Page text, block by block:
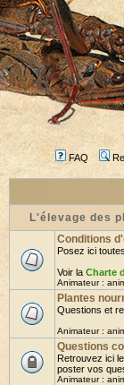
FAQ
L'élevage des
Conditions
Posez ici
Voir la Charte
Animateur :
Plantes
Questions et
Animateur :
Questions
Retrouvez ici
poster vos
Animateur :